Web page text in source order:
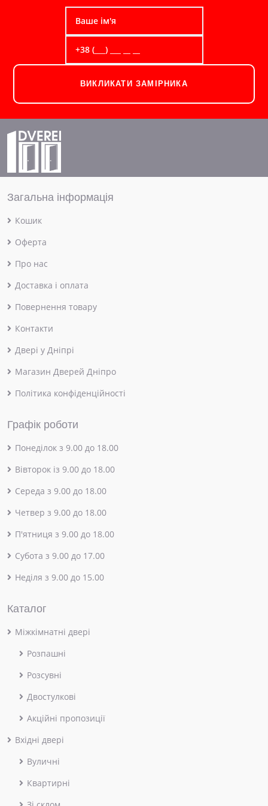
ВИКЛИКАТИ ЗАМІРНИКА
Загальна інформація
Кошик
Оферта
Про нас
Доставка і оплата
Повернення товару
Контакти
Двері у Дніпрі
Магазин Дверей Дніпро
Політика конфіденційності
Графік роботи
Понеділок з 9.00 до 18.00
Вівторок із 9.00 до 18.00
Середа з 9.00 до 18.00
Четвер з 9.00 до 18.00
П'ятниця з 9.00 до 18.00
Субота з 9.00 до 17.00
Неділя з 9.00 до 15.00
Каталог
Міжкімнатні двері
Розпашні
Розсувні
Двостулкові
Акційні пропозиції
Вхідні двері
Вуличні
Квартирні